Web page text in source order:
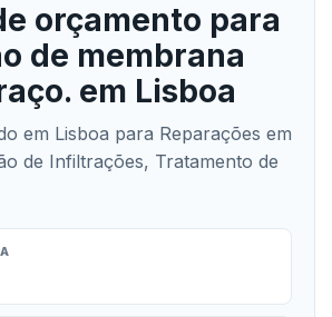
orçamento para
de membrana
em Lisboa
em Lisboa para Reparações em
de Infiltrações, Tratamento de